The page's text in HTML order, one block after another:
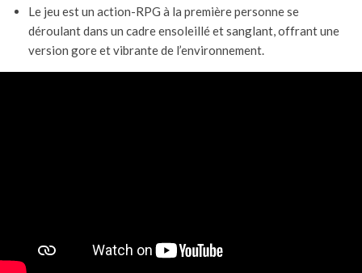
Le jeu est un action-RPG à la première personne se
déroulant dans un cadre ensoleillé et sanglant, offrant une
version gore et vibrante de l’environnement.